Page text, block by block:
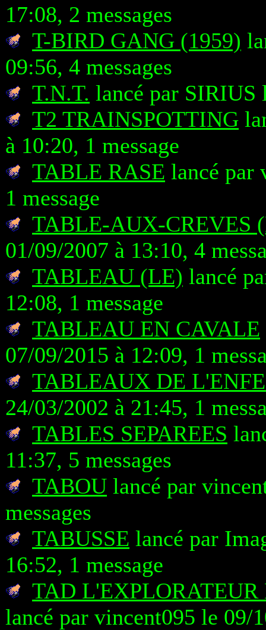
17:08, 2 messages
T-BIRD GANG (1959)
09:56, 4 messages
T.N.T. lancé par SIRIUS
T2 TRAINSPOTTING
à 10:20, 1 message
TABLE RASE lancé par
1 message
TABLE-AUX-CREVES
01/09/2007 à 13:10, 4
TABLEAU (LE) lancé
12:08, 1 message
TABLEAU EN CAVALE
07/09/2015 à 12:09, 1
TABLEAUX DE
24/03/2002 à 21:45, 1
TABLES SEPAREES
11:37, 5 messages
TABOU lancé par
messages
TABUSSE lancé par
16:52, 1 message
TAD
lancé par vincent095 le 09/